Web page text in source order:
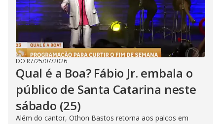
DO R7/25/07/2026
Qual é a Boa? Fábio Jr. embala o
público de Santa Catarina neste
sábado (25)
Além do cantor, Othon Bastos retorna aos palcos em